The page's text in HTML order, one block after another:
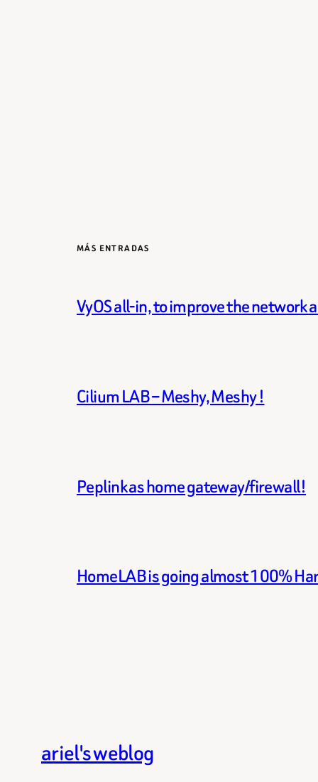
MÁS ENTRADAS
VyOS all-in, to improve the network
Cilium LAB – Meshy, Meshy !
Peplink as home gateway/firewall!
HomeLAB is going almost 100%
ariel's weblog